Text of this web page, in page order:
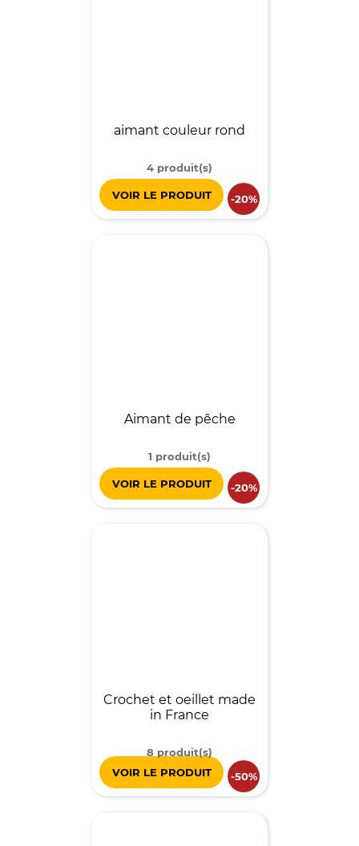
aimant couleur rond
4 produit(s)
VOIR LE PRODUIT -20%
Aimant de pêche
1 produit(s)
VOIR LE PRODUIT -20%
Crochet et oeillet made
in France
8 produit(s)
VOIR LE PRODUIT
-50%